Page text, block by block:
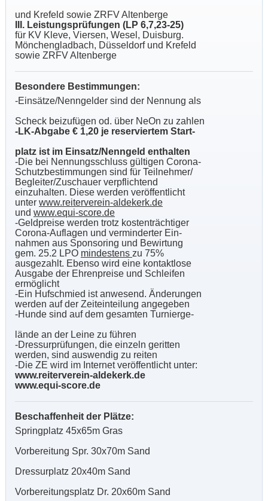
und Krefeld sowie ZRFV Altenberge
III. Leistungsprüfungen (LP 6,7,23-25)
für KV Kleve, Viersen, Wesel, Duisburg.
Mönchengladbach, Düsseldorf und Krefeld
sowie ZRFV Altenberge
Besondere Bestimmungen:
-Einsätze/Nenngelder sind der Nennung als
Scheck beizufügen od. über NeOn zu zahlen
-LK-Abgabe € 1,20 je reserviertem Start-
platz ist im Einsatz/Nenngeld enthalten
-Die bei Nennungsschluss gültigen Corona-
Schutzbestimmungen sind für Teilnehmer/
Begleiter/Zuschauer verpflichtend
einzuhalten. Diese werden veröffentlicht
unter www.reiterverein-aldekerk.de
und www.equi-score.de
-Geldpreise werden trotz kostenträchtiger
Corona-Auflagen und verminderter Ein-
nahmen aus Sponsoring und Bewirtung
gem. 25.2 LPO mindestens zu 75%
ausgezahlt. Ebenso wird eine kontaktlose
Ausgabe der Ehrenpreise und Schleifen
ermöglicht
-Ein Hufschmied ist anwesend. Änderungen
werden auf der Zeiteinteilung angegeben
-Hunde sind auf dem gesamten Turnierge-
lände an der Leine zu führen
-Dressurprüfungen, die einzeln geritten
werden, sind auswendig zu reiten
-Die ZE wird im Internet veröffentlicht unter:
www.reiterverein-aldekerk.de
www.equi-score.de
Beschaffenheit der Plätze:
Springplatz 45x65m Gras
Vorbereitung Spr. 30x70m Sand
Dressurplatz 20x40m Sand
Vorbereitungsplatz Dr. 20x60m Sand